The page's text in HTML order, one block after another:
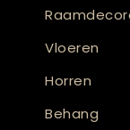
Vloeren
Horren
Behang